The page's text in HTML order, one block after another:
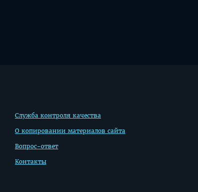
Дополнительная
информация
Служба контроля качества
О копировании материалов сайта
Вопрос-ответ
Контакты